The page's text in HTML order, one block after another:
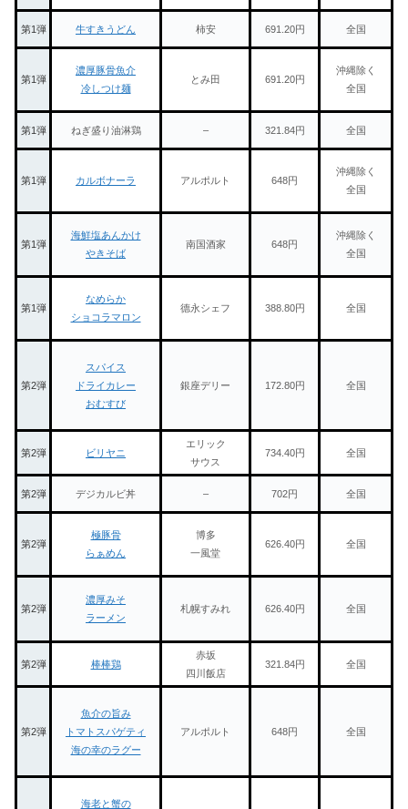
第1弾 牛すきうどん 柿安 691.20円 全国
第1弾
濃厚豚骨魚介
冷しつけ麺
とみ田 691.20円
沖縄除く
全国
第1弾 ねぎ盛り油淋鶏 – 321.84円 全国
第1弾 カルボナーラ アルポルト 648円
沖縄除く
全国
第1弾
海鮮塩あんかけ
やきそば
南国酒家 648円
沖縄除く
全国
第1弾
なめらか
ショコラマロン
德永シェフ 388.80円 全国
第2弾
スパイス
ドライカレー
おむすび
銀座デリー 172.80円 全国
第2弾 ビリヤニ
エリック
サウス
734.40円 全国
第2弾 デジカルビ丼 – 702円 全国
第2弾
極豚骨
らぁめん
博多
一風堂
626.40円 全国
第2弾
濃厚みそ
ラーメン
札幌すみれ 626.40円 全国
第2弾 棒棒鶏
赤坂
四川飯店
321.84円 全国
第2弾
魚介の旨み
トマトスパゲティ
海の幸のラグー
アルポルト 648円 全国
海老と蟹の